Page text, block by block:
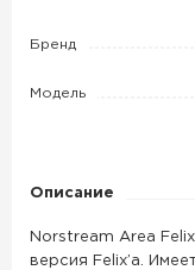
3
цв.
16M
Бренд
Модель
Описание
Norstream Area
версия Felix’a.